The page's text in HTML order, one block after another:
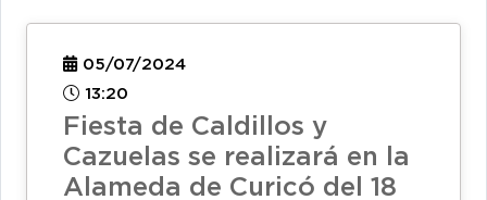
05/07/2024
13:20
Fiesta de Caldillos y
Cazuelas se realizará en la
Alameda de Curicó del 18